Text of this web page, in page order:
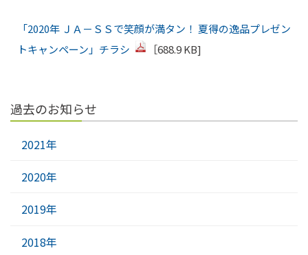
「2020年 ＪＡ－ＳＳで笑顔が満タン！ 夏得の逸品プレゼン
トキャンペーン」チラシ
［688.9 KB]
過去のお知らせ
2021年
2020年
2019年
2018年